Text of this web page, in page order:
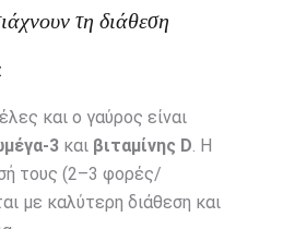
τη διάθεση
και ο γαύρος είναι
3και βιταμίνης D . Η
τους (2–3 φορές/
με καλύτερη διάθεση και